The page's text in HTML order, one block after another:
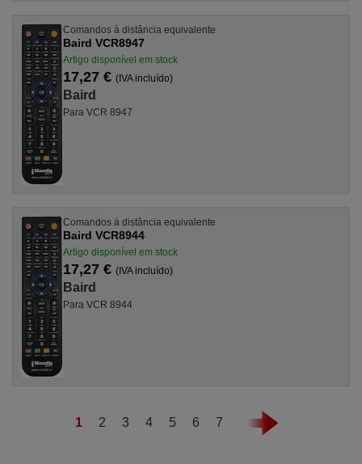
Comandos à distância equivalente
Baird VCR8947
Artigo disponível em stock
17,27 € (IVA incluído)
Baird
Para VCR 8947
Comandos à distância equivalente
Baird VCR8944
Artigo disponível em stock
17,27 € (IVA incluído)
Baird
Para VCR 8944
1 2 3 4 5 6 7